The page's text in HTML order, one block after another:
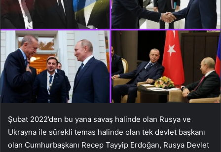
Şubat 2022’den bu yana savaş halinde olan Rusya ve
Ukrayna ile sürekli temas halinde olan tek devlet başkanı
olan Cumhurbaşkanı Recep Tayyip Erdoğan, Rusya Devlet